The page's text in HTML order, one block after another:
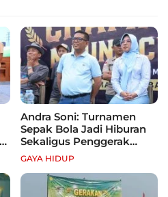
Andra Soni: Turnamen
Sepak Bola Jadi Hiburan
Sekaligus Penggerak
Ekonomi Rakyat
GAYA HIDUP